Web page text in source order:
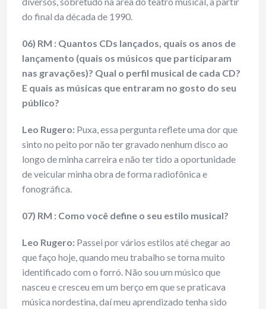
do final da década de 1990.
06) RM : Quantos CDs lançados, quais os anos de
lançamento (quais os músicos que participaram
nas gravações)? Qual o perfil musical de cada CD?
E quais as músicas que entraram no gosto do seu
público?
Leo Rugero: Puxa, essa pergunta reflete uma dor que
sinto no peito por não ter gravado nenhum disco ao
longo de minha carreira e não ter tido a oportunidade
de veicular minha obra de forma radiofônica e
fonográfica.
07) RM : Como você define o seu estilo musical?
Leo Rugero: Passei por vários estilos até chegar ao
que faço hoje, quando meu trabalho se torna muito
identificado com o forró. Não sou um músico que
nasceu e cresceu em um berço em que se praticava
música nordestina, daí meu aprendizado tenha sido